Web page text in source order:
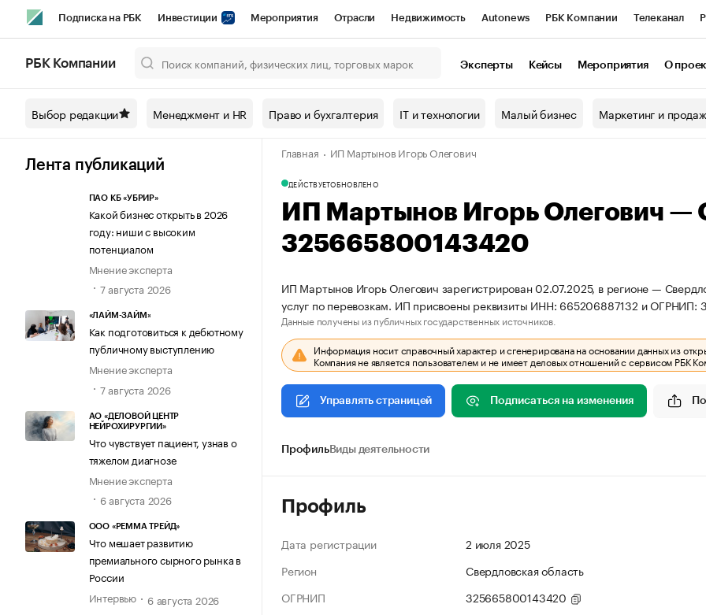
Подписка на РБК Инвестиции Мероприятия Отрасли Недвижимость Autonews РБК Компании Телеканал
Спецпроекты СПб Конференции СПб Спецпроекты Проверка контрагентов
Технологии и медиа Рынок наличной валюты
РБК Компании Эксперты Кейсы Мероприятия О
Выбор редакции Менеджмент и HR Право и бухгалтерия IT и технологии Малый бизнес Маркетинг и
Лента публикаций
ПАО КБ «УБРИР»
Какой бизнес открыть в 2026
году: ниши с высоким
потенциалом
Мнение эксперта
7 августа 2026
«ЛАЙМ-ЗАЙМ»
Как подготовиться к дебютному
публичному выступлению
Мнение эксперта
7 августа 2026
АО «ДЕЛОВОЙ ЦЕНТР
НЕЙРОХИРУРГИИ»
Что чувствует пациент, узнав о
тяжелом диагнозе
Мнение эксперта
6 августа 2026
ООО «РЕММА ТРЕЙД»
Что мешает развитию
премиального сырного рынка в
России
Интервью
6 августа 2026
Главная ИП Мартынов Игорь Олегович
ДЕЙСТВУЕТОБНОВЛЕНО
ИП Мартынов Игорь Олегович
325665800143420
ИП Мартынов Игорь Олегович зарегистрирован 02.07.2025, в регионе —
услуг по перевозкам. ИП присвоены реквизиты ИНН: 665206887132 и ОГРНИП:
Данные получены из публичных государственных источников.
Информация носит справочный характер и сгенерирована на основании данных из
Компания не является пользователем и не имеет деловых отношений с сервисом РБК
Управлять страницей Подписаться на изменения
ПрофильВиды деятельности
Профиль
Дата регистрации
2 июля 2025
Регион
Свердловская область
ОГРНИП
325665800143420